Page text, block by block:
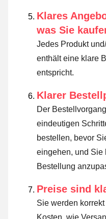
Klares
was Sie
Jedes Produkt
enthält eine klare
entspricht.
Klarer
Der
eindeutigen
bestellen, bevor
eingehen, und Sie
Bestellung
Preise sind
Sie werden